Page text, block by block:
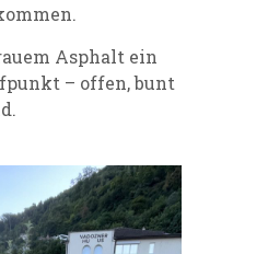
Asphalt ein
– offen, bunt